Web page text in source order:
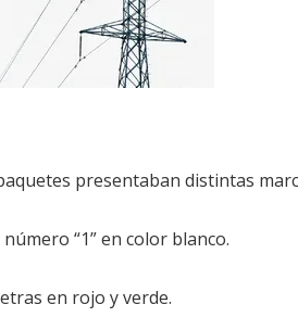
presentaban distintas
“1” en color blanco.
en rojo y verde.